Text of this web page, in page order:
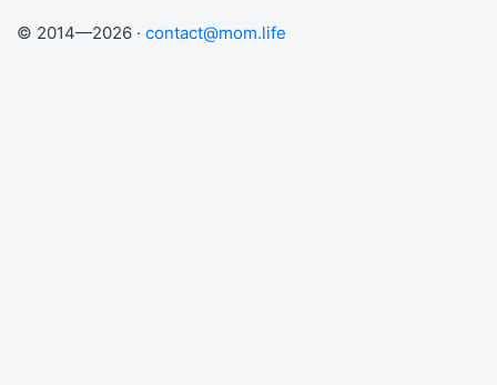
© 2014—2026 · contact@mom.life